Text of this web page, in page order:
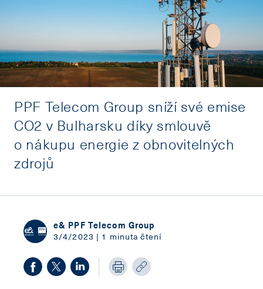
PPF Telecom Group sníží své emise
CO2 v Bulharsku díky smlouvě
o nákupu energie z obnovitelných
zdrojů
e& PPF Telecom Group
3/4/2023 | 1 minuta čtení